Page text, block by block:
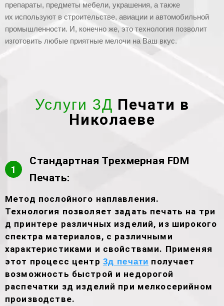
препараты, предметы мебели, украшения, а также
их используют в строительстве, авиации и автомобильной
промышленности. И, конечно же, это технология позволит
изготовить любые приятные мелочи на Ваш вкус.
Услуги 3Д Печати в
Николаеве
1
Стандартная Трехмерная FDM
Печать:
Метод послойного наплавления.
Технология позволяет задать печать на три
д принтере различных изделий, из широкого
спектра материалов, с различными
характеристиками и свойствами. Применяя
этот процесс центр 3д печати получает
возможность быстрой и недорогой
распечатки зд изделий при мелкосерийном
производстве.